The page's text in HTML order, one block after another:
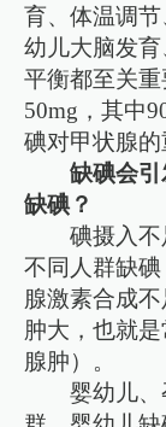
育、体温调
幼儿大脑发
平衡都至关
50mg，其中
碘对甲状腺的
缺碘会
缺碘？
碘摄入不
不同人群缺
腺激素合成
肿大，也就
腺肿）。
婴幼儿